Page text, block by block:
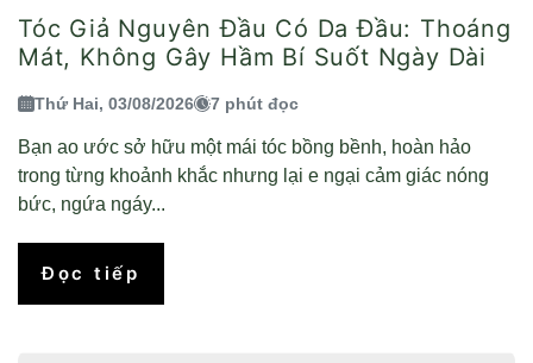
Tóc Giả Nguyên Đầu Có Da Đầu: Thoáng
Mát, Không Gây Hầm Bí Suốt Ngày Dài
Thứ Hai, 03/08/2026 7 phút đọc
Bạn ao ước sở hữu một mái tóc bồng bềnh, hoàn hảo
trong từng khoảnh khắc nhưng lại e ngại cảm giác nóng
bức, ngứa ngáy...
Đọc tiếp